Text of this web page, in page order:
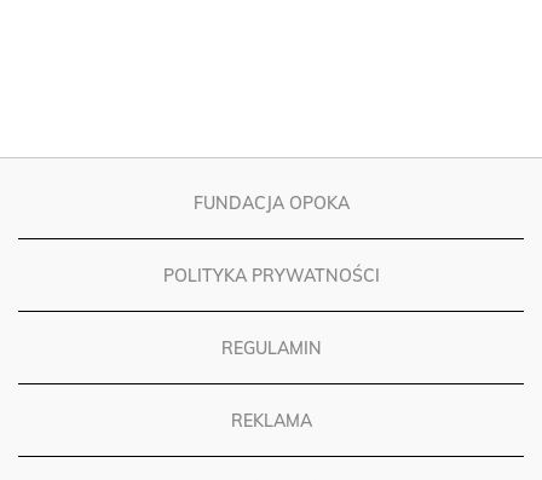
FUNDACJA OPOKA
POLITYKA PRYWATNOŚCI
REGULAMIN
REKLAMA